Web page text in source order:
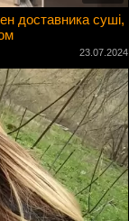
доставника суші,
23.07.2024